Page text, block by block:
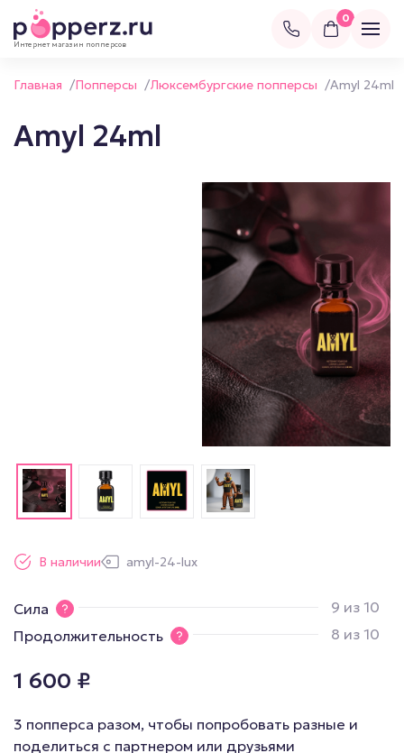
Интернет магазин попперсов
0
Главная /Попперсы /Люксембургские попперсы /Amyl 24ml
Amyl 24ml
В наличии amyl-24-lux
Сила
9 из 10
Продолжительность
8 из 10
1 600 ₽
3 попперса разом, чтобы попробовать разные и
поделиться с партнером или друзьями